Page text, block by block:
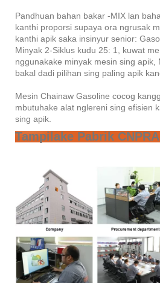
Pandhuan bahan bakar -MIX lan
kanthi proporsi supaya ora ngrusak
kanthi apik saka insinyur senior:
Minyak 2-Siklus kudu 25: 1, kuwat
nggunakake minyak mesin sing apik,
bakal dadi pilihan sing paling apik
Mesin Chainaw Gasoline cocog
mbutuhake alat nglereni sing efisien
sing apik.
Tampilake Pabrik